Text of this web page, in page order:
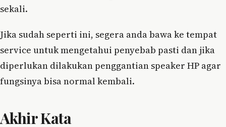
sekali.
Jika sudah seperti ini, segera anda bawa ke tempat
service untuk mengetahui penyebab pasti dan jika
diperlukan dilakukan penggantian speaker HP agar
fungsinya bisa normal kembali.
Akhir Kata